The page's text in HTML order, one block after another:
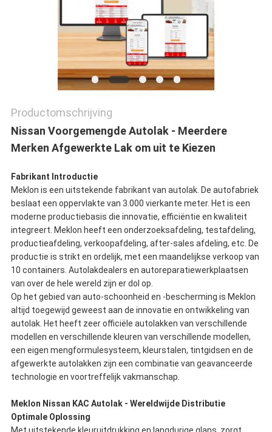
Productomschrijving
Nissan Voorgemengde Autolak - Meerdere
Merken Afgewerkte Lak om uit te Kiezen
Fabrikant Introductie
Meklon is een uitstekende fabrikant van autolak. De autofabriek
beslaat een oppervlakte van 3.000 vierkante meter. Het is een
moderne productiebasis die innovatie, efficiëntie en kwaliteit
integreert. Meklon heeft een onderzoeksafdeling, testafdeling,
productieafdeling, verkoopafdeling, after-sales afdeling, etc. De
productie is strikt en ordelijk, met een maandelijkse verkoop van
10 containers. Autolakdealers en autoreparatiewerkplaatsen
van over de hele wereld zijn er dol op.
Op het gebied van auto-schoonheid en -bescherming is Meklon
altijd toegewijd geweest aan de innovatie en ontwikkeling van
autolak. Het heeft zeer officiële autolakken van verschillende
modellen en verschillende kleuren van verschillende modellen,
een eigen mengformulesysteem, kleurstalen, tintgidsen en de
afgewerkte autolakken zijn een combinatie van geavanceerde
technologie en voortreffelijk vakmanschap.
Meklon Nissan KAC Autolak - Wereldwijde Distributie
Optimale Oplossing